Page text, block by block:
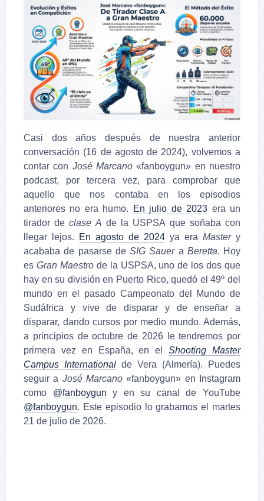
Casi dos años después de nuestra anterior
conversación (16 de agosto de 2024), volvemos a
contar con José Marcano «fanboygun» en nuestro
podcast, por tercera vez, para comprobar que
aquello que nos contaba en los episodios
anteriores no era humo.
En julio de 2023 era un
tirador declase A de la USPSA que soñaba con
llegar lejos.
En agosto de 2024 ya era Mastery
acababa de pasarse de SIG Sauera Beretta. Hoy
es Gran Maestrode la USPSA, uno de los dos que
hay en su división en Puerto Rico, quedó el 49º del
mundo en el pasado Campeonato del Mundo de
Sudáfrica y vive de disparar y de enseñar a
disparar, dando cursos por medio mundo. Además,
a principios de octubre de 2026 le tendremos por
primera vez en España, en elShooting Master
Campus International de Vera (Almería). Puedes
seguir a José Marcano «fanboygun» en Instagram
como @fanboygun y en su canal de YouTube
@fanboygun. Este episodio lo grabamos el martes
21 de julio de 2026.